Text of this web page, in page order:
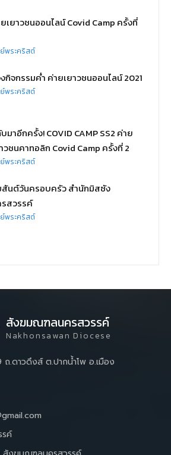
เยาวชนออนไลน์ Covid Camp ครั้งที่
พระคริสต์
กิจกรรมค่ำ ค่ายเยาวชนออนไลน์ 2021
พระคริสต์
มาอีกครั้ง! COVID CAMP SS2 ค่าย
วชนคาทอลิก Covid Camp ครั้งที่ 2
พระคริสต์
นต์วันครอบครัว สำนักมิสซัง
สวรรค์
พระคริสต์
สังฆมณฑลนครสวรรค์
Nakhonsawan Diocese
.ดาวดึงส์ ต.ปากน้ำโพ อ.เมือง
ค์